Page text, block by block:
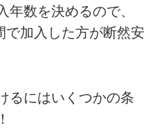
年数を決めるので、
で加入した方が断然安
るにはいくつかの条